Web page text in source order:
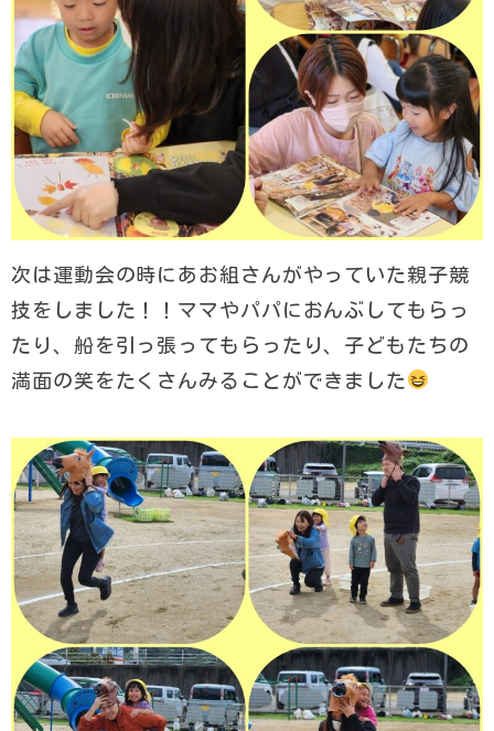
次は運動会の時にあお組さんがやっていた親子競
技をしました！！ママやパパにおんぶしてもらっ
たり、船を引っ張ってもらったり、子どもたちの
満面の笑をたくさんみることができました